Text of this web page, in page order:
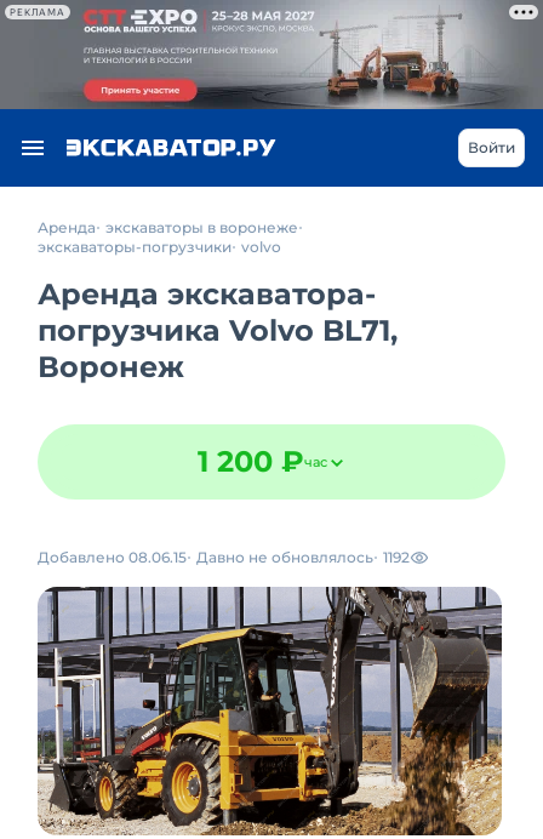
РЕКЛАМА
Войти
Аренда экскаваторы в воронеже
экскаваторы-погрузчики volvo
Аренда экскаватора-
погрузчика Volvo BL71,
Воронеж
1 200 ₽час
Добавлено 08.06.15 Давно не обновлялось 1192